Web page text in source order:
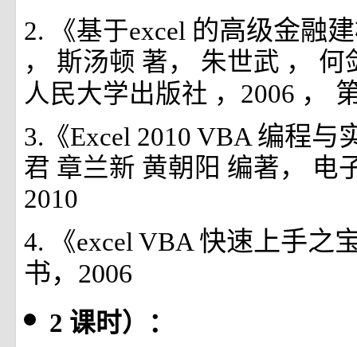
2. 《基于excel 的高级金融
， 斯汤顿 著， 朱世武 ， 何
人民大学出版社 ，2006 ，
3.《Excel 2010 VBA 编程与
君 章兰新 黄朝阳 编著，
电
2010
4. 《excel VBA 快速上手之
书，2006
2 课时）：